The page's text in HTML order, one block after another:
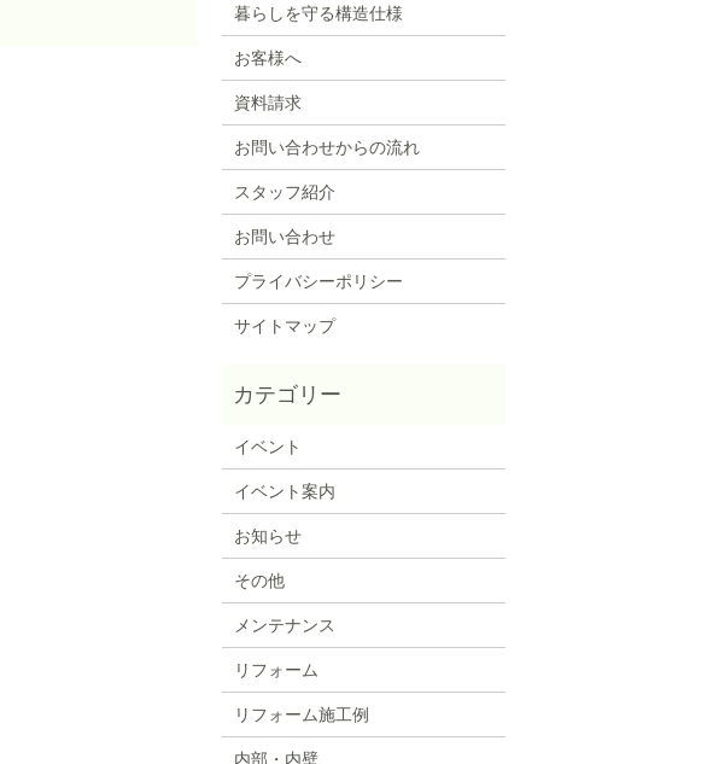
暮らしを守る構造仕様
お客様へ
資料請求
お問い合わせからの流れ
スタッフ紹介
お問い合わせ
プライバシーポリシー
サイトマップ
イベント
イベント案内
お知らせ
その他
メンテナンス
リフォーム
リフォーム施工例
内部・内壁